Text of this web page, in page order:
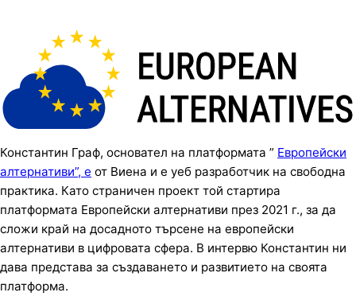
Константин Граф, основател на платформата ” Европейски
алтернативи”, е от Виена и е уеб разработчик на свободна
практика. Като страничен проект той стартира
платформата Европейски алтернативи през 2021 г., за да
сложи край на досадното търсене на европейски
алтернативи в цифровата сфера. В интервю Константин ни
дава представа за създаването и развитието на своята
платформа.